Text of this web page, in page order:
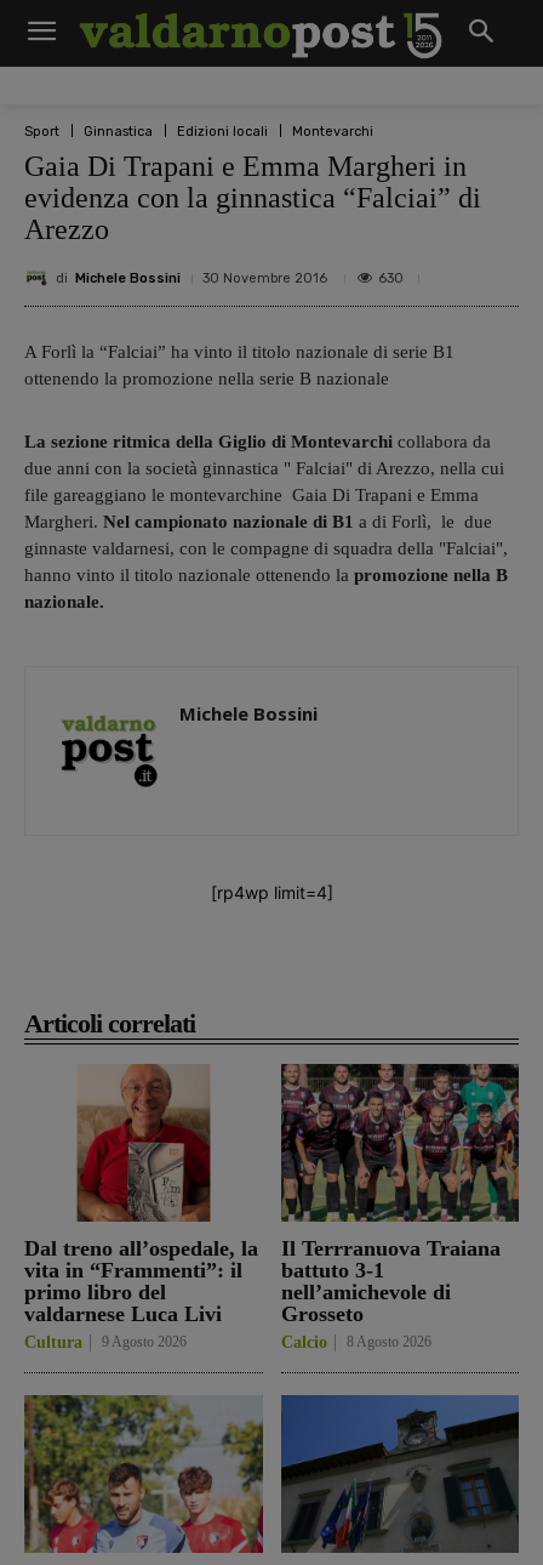
Sport Ginnastica Edizioni locali Montevarchi
Gaia Di Trapani e Emma Margheri in
evidenza con la ginnastica “Falciai” di
Arezzo
di Michele Bossini 30 Novembre 2016 630
Articoli correlati
Dal treno all’ospedale, la
vita in “Frammenti”: il
primo libro del
valdarnese Luca Livi
Cultura 9 Agosto 2026
Il Terrranuova Traiana
battuto 3-1
nell’amichevole di
Grosseto
Calcio 8 Agosto 2026
A Forlì la “Falciai” ha vinto il titolo nazionale di serie B1
ottenendo la promozione nella serie B nazionale
La sezione ritmica della Giglio di Montevarchi collabora da
due anni con la società ginnastica " Falciai" di Arezzo, nella cui
file gareaggiano le montevarchine Gaia Di Trapani e Emma
Margheri. Nel campionato nazionale di B1 a di Forlì, le due
ginnaste valdarnesi, con le compagne di squadra della "Falciai",
hanno vinto il titolo nazionale ottenendo la promozione nella B
nazionale.
Michele Bossini
[rp4wp limit=4]